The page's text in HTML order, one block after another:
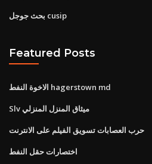
بحث جوجل cusip
Featured Posts
الاخوة النفط hagerstown md
Slv ميثاق المنزل المنزلي
حرب العصابات تسويق الفيلم على الانترنت
اختصارات حقل النفط